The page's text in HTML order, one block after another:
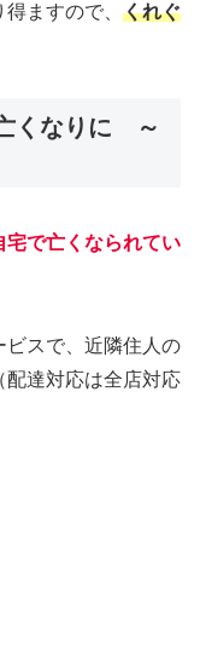
ますので、 くれぐ
くなりに ～
宅で亡くなられてい
ビスで、近隣住人の
配達対応は全店対応